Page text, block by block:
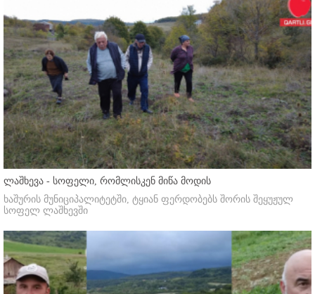
ლაშხევა - სოფელი, რომლისკენ მიწა მოდის
ხაშურის მუნიციპალიტეტში, ტყიან ფერდობებს შორის შეყუჟულ
სოფელ ლაშხევში